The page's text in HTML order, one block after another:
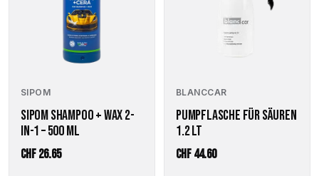
SIPOM
SIPOM SHAMPOO + WAX 2-
IN-1 – 500 ML
CHF26.65
BLANCCAR
PUMPFLASCHE FÜR SÄUREN
1.2 LT
CHF44.60